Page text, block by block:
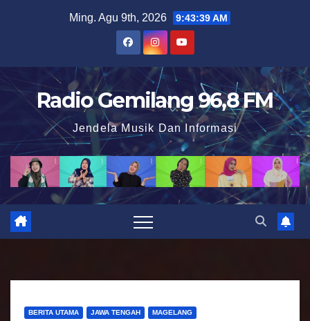
t
o
n
Ming. Agu 9th, 2026 9:43:41 AM
Radio Gemilang 96,8 FM
Jendela Musik Dan Informasi
BERITA UTAMA JAWA TENGAH MAGELANG